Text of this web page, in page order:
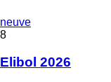
neuve
8
Elibol 2026